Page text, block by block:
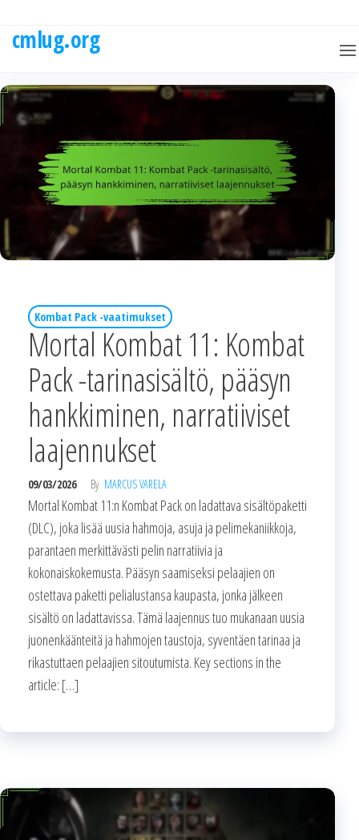
cmlug.org
Kombat Pack -vaatimukset
Mortal Kombat 11: Kombat
Pack -tarinasisältö, pääsyn
hankkiminen, narratiiviset
laajennukset
09/03/2026 By MARCUS VARELA
Mortal Kombat 11:n Kombat Pack on ladattava sisältöpaketti
(DLC), joka lisää uusia hahmoja, asuja ja pelimekaniikkoja,
parantaen merkittävästi pelin narratiivia ja
kokonaiskokemusta. Pääsyn saamiseksi pelaajien on
ostettava paketti pelialustansa kaupasta, jonka jälkeen
sisältö on ladattavissa. Tämä laajennus tuo mukanaan uusia
juonenkäänteitä ja hahmojen taustoja, syventäen tarinaa ja
rikastuttaen pelaajien sitoutumista. Key sections in the
article: […]